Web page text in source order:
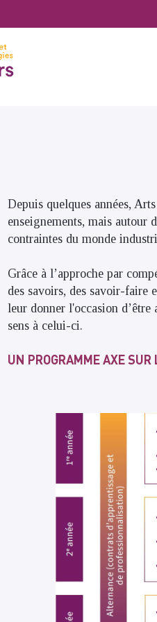
Depuis quelques années,
enseignements, mais autour
contraintes du monde
Grâce à l’approche par
des savoirs, des savoir-faire
leur donner l'occasion d’être
sens à celui-ci.​
UN PROGRAMME AXE